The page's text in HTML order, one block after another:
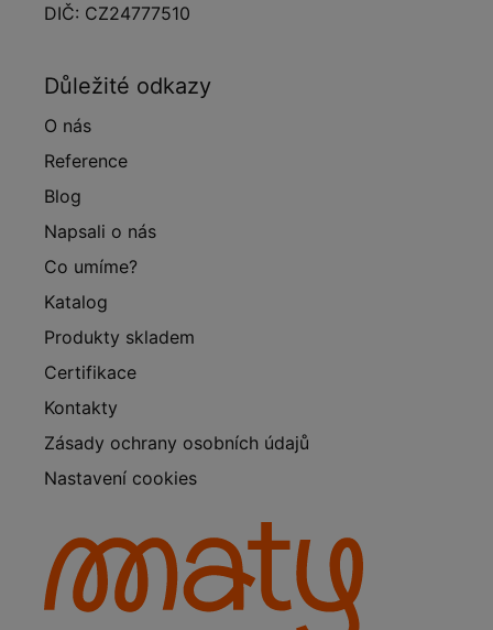
DIČ: CZ24777510
Důležité odkazy
O nás
Reference
Blog
Napsali o nás
Co umíme?
Katalog
Produkty skladem
Certifikace
Kontakty
Zásady ochrany osobních údajů
Nastavení cookies